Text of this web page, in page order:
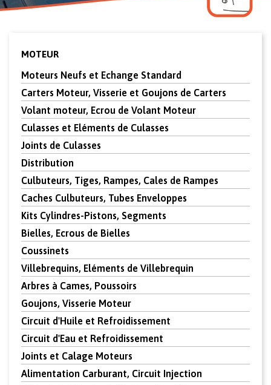
MOTEUR
Moteurs Neufs et Echange Standard
Carters Moteur, Visserie et Goujons de Carters
Volant moteur, Ecrou de Volant Moteur
Culasses et Eléments de Culasses
Joints de Culasses
Distribution
Culbuteurs, Tiges, Rampes, Cales de Rampes
Caches Culbuteurs, Tubes Enveloppes
Kits Cylindres-Pistons, Segments
Bielles, Ecrous de Bielles
Coussinets
Villebrequins, Eléments de Villebrequin
Arbres à Cames, Poussoirs
Goujons, Visserie Moteur
Circuit d'Huile et Refroidissement
Circuit d'Eau et Refroidissement
Joints et Calage Moteurs
Alimentation Carburant, Circuit Injection